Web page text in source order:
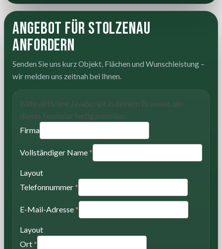
Angebot für Stolzenau
anfordern
Senden Sie uns kurz Objekt, Flächen und Wunschleistung –
wir melden uns zeitnah bei Ihnen.
Bitte aktiviere JavaScript in deinem Browser, um
dieses Formular fertigzustellen.
Firma
Vollständiger Name*
Layout
Telefonnummer*
E-Mail-Adresse*
Layout
Ort*